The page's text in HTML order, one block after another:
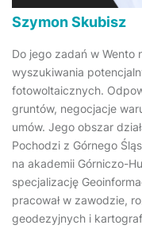
Szymon Skubisz
Do jego zadań w Wento
wyszukiwania
fotowoltaicznych.
gruntów, negocjacje
umów. Jego obszar
Pochodzi z Górnego
na akademii Górniczo-
specjalizację
pracował w zawodzie,
geodezyjnych i